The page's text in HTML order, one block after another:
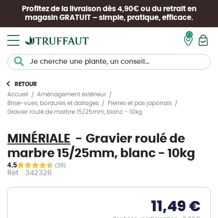
Profitez de la livraison dès 4,90€ ou du retrait en
magasin GRATUIT – simple, pratique, efficace.
RETOUR
Accueil
Aménagement extérieur
Brise-vues, bordures et dallages
Pierres et pas japonais
Gravier roulé de marbre 15/25mm, blanc - 10kg
MINÉRIALE
Gravier roulé de
marbre 15/25mm, blanc - 10kg
4.5 (39)
Réf. : 342326
11,49 €